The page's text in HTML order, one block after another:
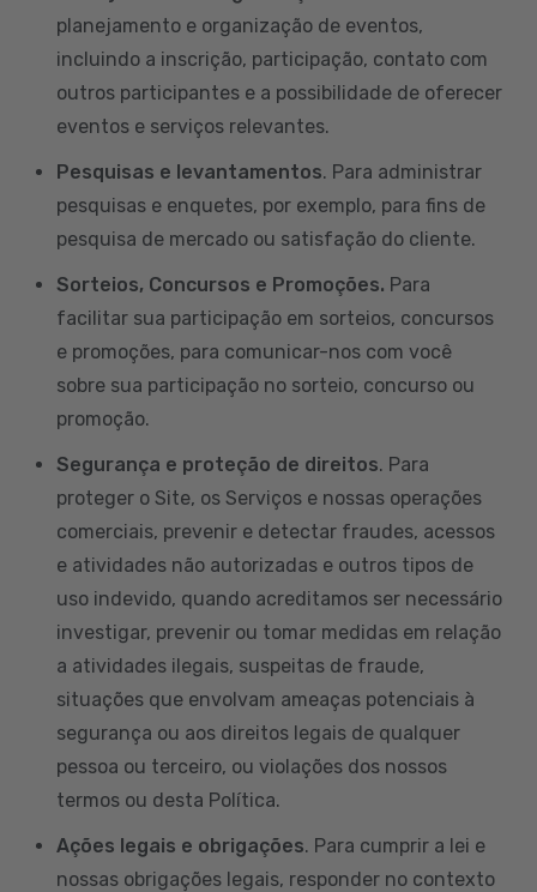
planejamento e organização de eventos,
incluindo a inscrição, participação, contato com
outros participantes e a possibilidade de oferecer
eventos e serviços relevantes.
Pesquisas e levantamentos. Para administrar
pesquisas e enquetes, por exemplo, para fins de
pesquisa de mercado ou satisfação do cliente.
Sorteios, Concursos e Promoções. Para
facilitar sua participação em sorteios, concursos
e promoções, para comunicar-nos com você
sobre sua participação no sorteio, concurso ou
promoção.
Segurança e proteção de direitos. Para
proteger o Site, os Serviços e nossas operações
comerciais, prevenir e detectar fraudes, acessos
e atividades não autorizadas e outros tipos de
uso indevido, quando acreditamos ser necessário
investigar, prevenir ou tomar medidas em relação
a atividades ilegais, suspeitas de fraude,
situações que envolvam ameaças potenciais à
segurança ou aos direitos legais de qualquer
pessoa ou terceiro, ou violações dos nossos
termos ou desta Política.
Ações legais e obrigações. Para cumprir a lei e
nossas obrigações legais, responder no contexto